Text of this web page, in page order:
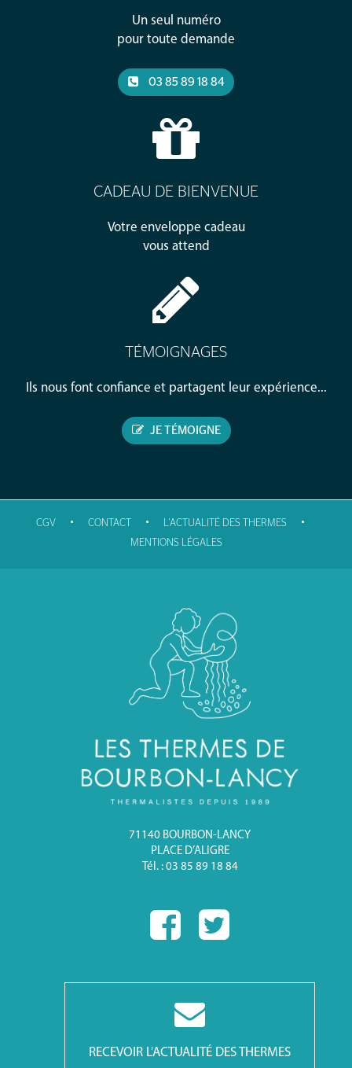
Un seul numéro
pour toute demande
03 85 89 18 84
CADEAU DE BIENVENUE
Votre enveloppe cadeau
vous attend
TÉMOIGNAGES
Ils nous font confiance et partagent leur expérience...
JE TÉMOIGNE
CGV • CONTACT • L'ACTUALITÉ DES THERMES •
MENTIONS LÉGALES
71140 BOURBON-LANCY
PLACE D’ALIGRE
Tél. : 03 85 89 18 84
RECEVOIR L'ACTUALITÉ DES THERMES